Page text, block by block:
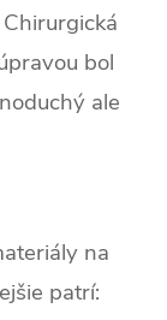
bol
ale
na
patrí: